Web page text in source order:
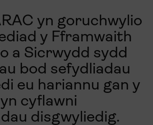
yn goruchwylio
y Fframwaith
a Sicrwydd sydd
bod sefydliadau
eu hariannu gan y
cyflawni
disgwyliedig.